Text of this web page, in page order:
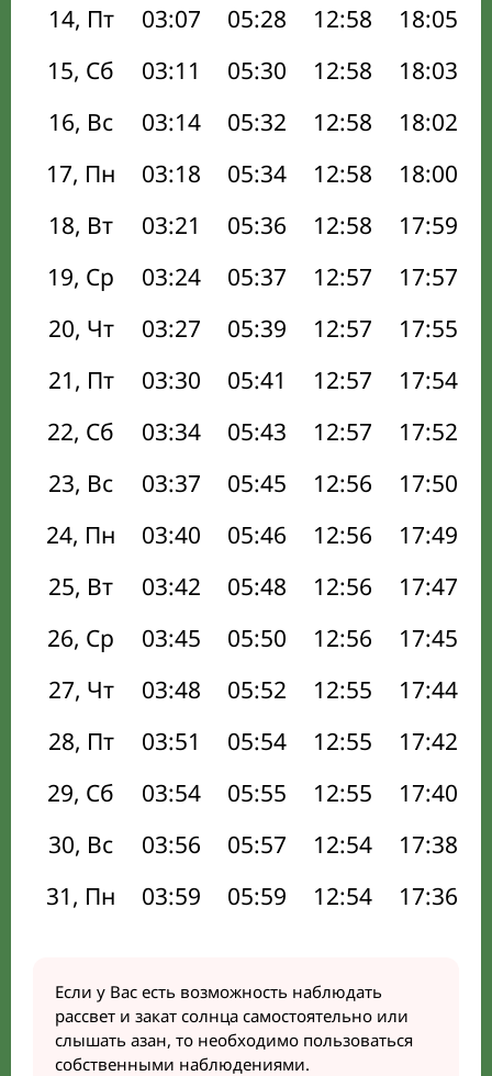
14, Пт
03:07 05:28 12:58 18:05
15, Сб
03:11 05:30 12:58 18:03
16, Вс
03:14 05:32 12:58 18:02
17, Пн
03:18 05:34 12:58 18:00
18, Вт
03:21 05:36 12:58 17:59
19, Ср
03:24 05:37 12:57 17:57
20, Чт
03:27 05:39 12:57 17:55
21, Пт
03:30 05:41 12:57 17:54
22, Сб
03:34 05:43 12:57 17:52
23, Вс
03:37 05:45 12:56 17:50
24, Пн
03:40 05:46 12:56 17:49
25, Вт
03:42 05:48 12:56 17:47
26, Ср
03:45 05:50 12:56 17:45
27, Чт
03:48 05:52 12:55 17:44
28, Пт
03:51 05:54 12:55 17:42
29, Сб
03:54 05:55 12:55 17:40
30, Вс
03:56 05:57 12:54 17:38
31, Пн
03:59 05:59 12:54 17:36
Если у Вас есть возможность наблюдать
рассвет и закат солнца самостоятельно или
слышать азан, то необходимо пользоваться
собственными наблюдениями.